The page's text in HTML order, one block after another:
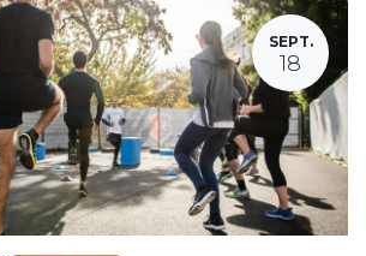
SEPT.
18